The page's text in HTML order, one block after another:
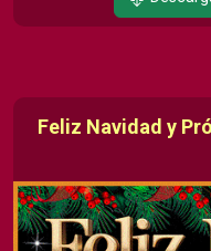
Feliz Navidad y